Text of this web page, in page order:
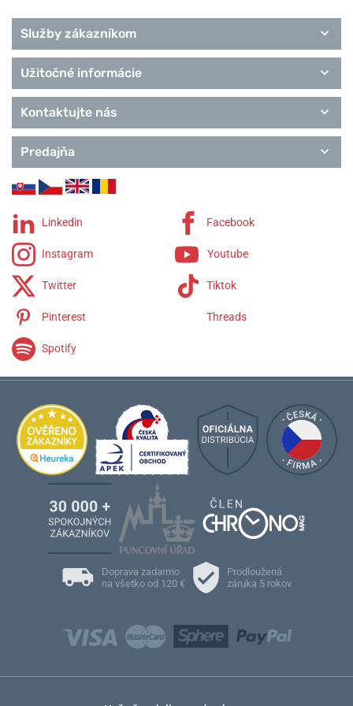
Služby zákazníkom
Užitočné informácie
Kontaktujte nás
Predajňa
Linkedin Facebook
Instagram Youtube
Twitter Tiktok
Pinterest Threads
Spotify
Doprava zadarmo
na všetko od 120 €
Prodloužená
záruka 5 rokov